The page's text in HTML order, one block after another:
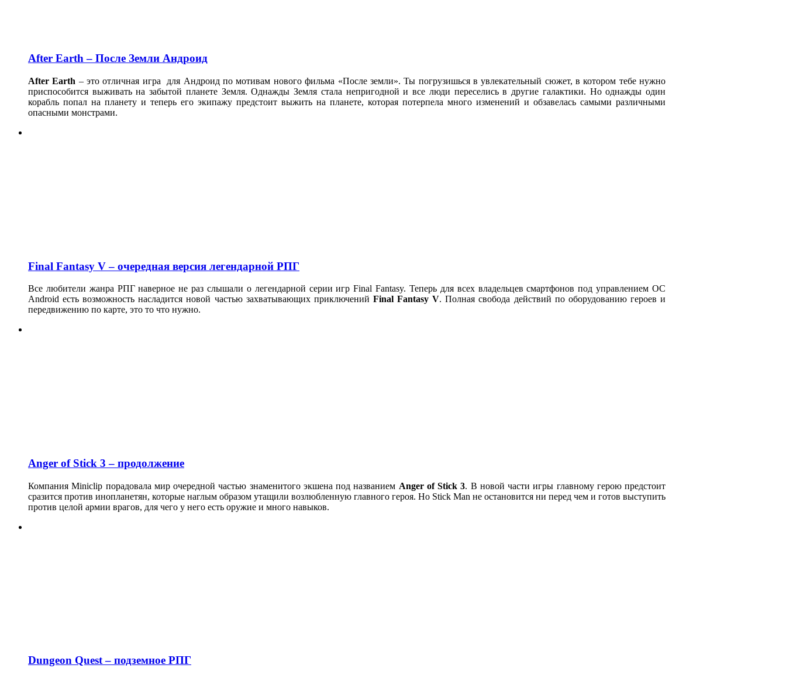
After Earth – После Земли Андроид
After Earth – это отличная игра для Андроид по мотивам нового фильма «После земли». Ты погрузишься в увлекательный сюжет, в котором тебе нужно
приспособится выживать на забытой планете Земля. Однажды Земля стала непригодной и все люди переселись в другие галактики. Но однажды один
корабль попал на планету и теперь его экипажу предстоит выжить на планете, которая потерпела много изменений и обзавелась самыми различными
опасными монстрами.
Final Fantasy V – очередная версия легендарной РПГ
Все любители жанра РПГ наверное не раз слышали о легендарной серии игр Final Fantasy. Теперь для всех владельцев смартфонов под управлением ОС
Android есть возможность насладится новой частью захватывающих приключений Final Fantasy V. Полная свобода действий по оборудованию героев и
передвижению по карте, это то что нужно.
Anger of Stick 3 – продолжение
Компания Miniclip порадовала мир очередной частью знаменитого экшена под названием Anger of Stick 3. В новой части игры главному герою предстоит
сразится против инопланетян, которые наглым образом утащили возлюбленную главного героя. Но Stick Man не остановится ни перед чем и готов выступить
против целой армии врагов, для чего у него есть оружие и много навыков.
Dungeon Quest – подземное РПГ